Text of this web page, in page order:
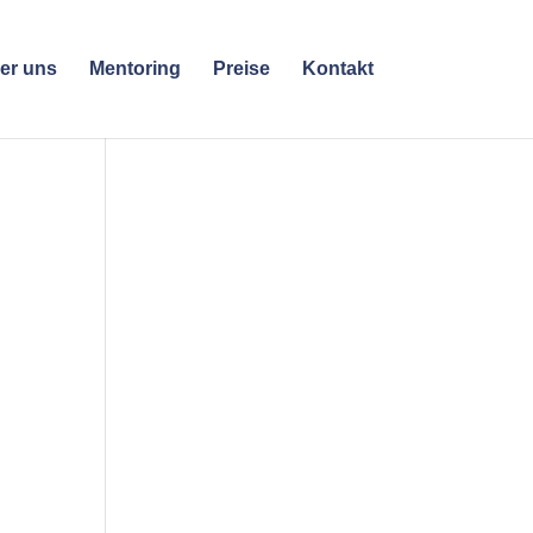
uns Mentoring Preise Kontakt